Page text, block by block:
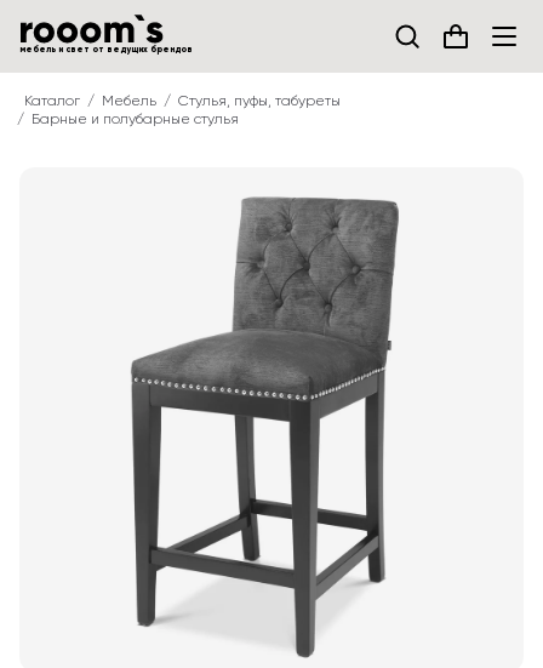
мебель и свет от ведущих брендов
Каталог Мебель
Стулья, пуфы, табуреты
Барные и полубарные стулья